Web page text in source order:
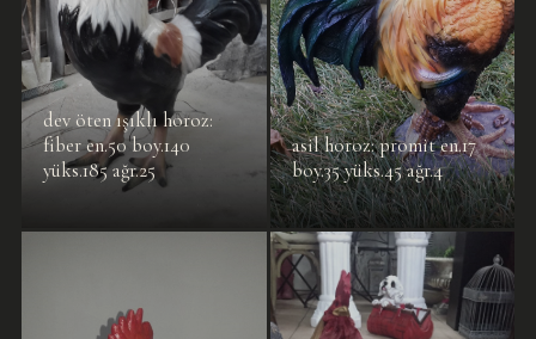
dev öten ışıklı horoz:
fiber en.50 boy.140
yüks.185 ağr.25
asil horoz: promit en.17
boy.35 yüks.45 ağr.4